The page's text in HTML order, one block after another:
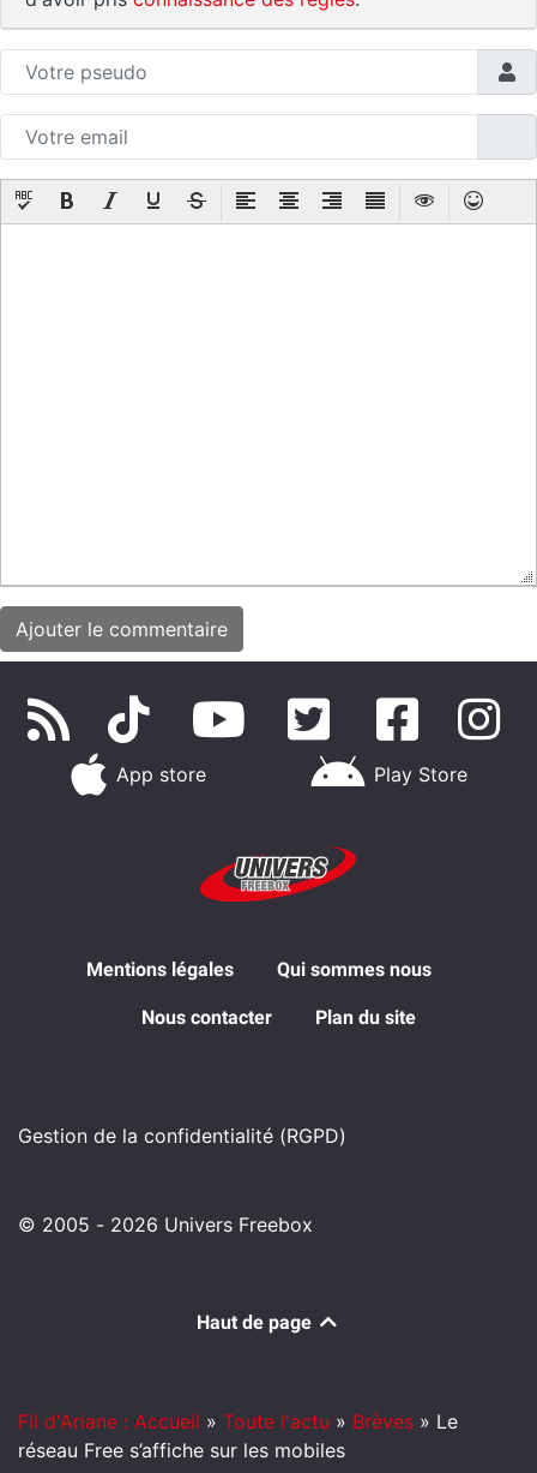
App store Play Store
Mentions légales Qui sommes nous
Nous contacter Plan du site
Gestion de la confidentialité (RGPD)
© 2005 - 2026 Univers Freebox
Haut de page
Fil d'Ariane : Accueil » Toute l'actu » Brèves » Le
réseau Free s’affiche sur les mobiles